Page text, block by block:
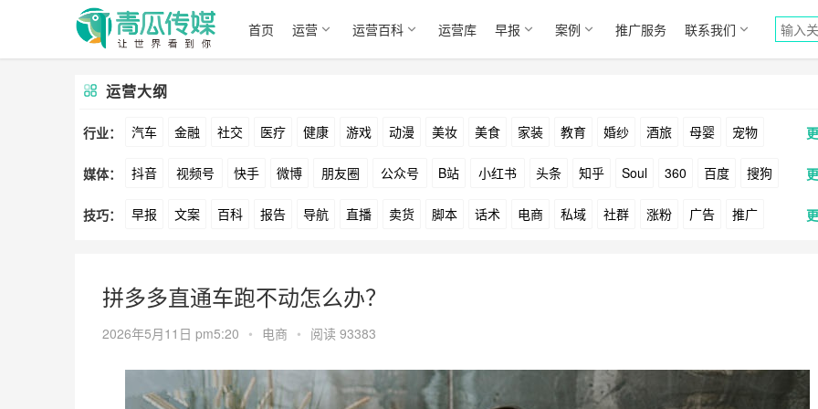
首页 运营 运营百科 运营库 早报 案例 推广服务 联系我们
运营大纲
行业： 汽车 金融 社交 医疗 健康 游戏 动漫 美妆 美食 家装 教育 婚纱 酒旅 母婴 宠物
文娱 跨境 科技 广告 元宇宙 房地产
媒体： 抖音 视频号 快手 微博 朋友圈 公众号 B站 小红书 头条 知乎 Soul 360 百度 搜狗
爱奇艺 美柚 美图 最右 神马 谷歌 Facebook Tiktok YouTube Yahoo Bing
技巧： 早报 文案 百科 报告 导航 直播 卖货 脚本 话术 电商 私域 社群 涨粉 广告 推广
拼多多直通车跑不动怎么办？
2026年5月11日 pm5:20 • 电商 • 阅读 93383